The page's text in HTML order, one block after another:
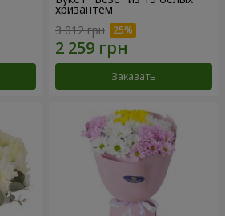
хризантем
3 012 грн
Заказать